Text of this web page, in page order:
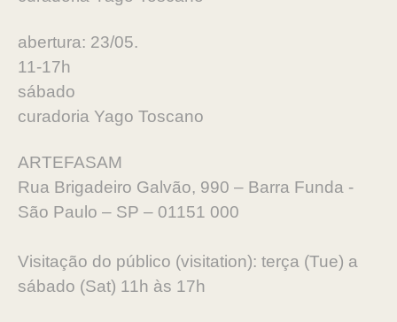
abertura: 23/05.
11-17h
sábado
curadoria Yago Toscano
ARTEFASAM
Rua Brigadeiro Galvão, 990 – Barra Funda -
São Paulo – SP – 01151 000
Visitação do público (visitation): terça (Tue) a
sábado (Sat) 11h às 17h